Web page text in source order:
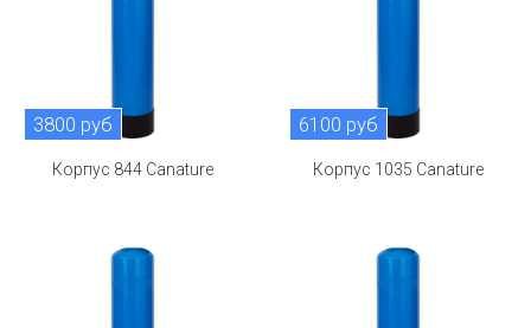
3800 руб
Корпус 844 Canature
6100 руб
Корпус 1035 Canature